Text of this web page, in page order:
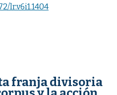
lr.v6i1.1404
franja divisoria